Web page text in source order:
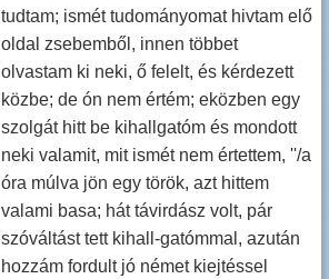
tudtam; ismét tudományomat hivtam elő
oldal zsebemből, innen többet
olvastam ki neki, ő felelt, és kérdezett
közbe; de ón nem értém; eközben egy
szolgát hitt be kihallgatóm és mondott
neki valamit, mit ismét nem értettem, ''/a
óra múlva jön egy török, azt hittem
valami basa; hát távirdász volt, pár
szóváltást tett kihall-gatómmal, azután
hozzám fordult jó német kiejtéssel